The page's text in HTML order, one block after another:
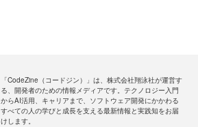
「CodeZine（コードジン）」は、株式会社翔泳社が運営す
る、開発者のための情報メディアです。テクノロジー入門
からAI活用、キャリアまで、ソフトウェア開発にかかわる
すべての人の学びと成長を支える最新情報と実践知をお届
けします。